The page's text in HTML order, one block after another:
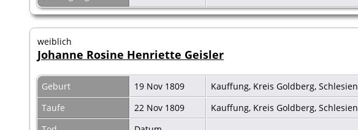
weiblich
Johanne Rosine Henriette Geisler
Geburt 19 Nov 1809
Kauffung, Kreis Goldberg, Schlesien
Taufe
22 Nov 1809
Kauffung, Kreis Goldberg, Schlesien